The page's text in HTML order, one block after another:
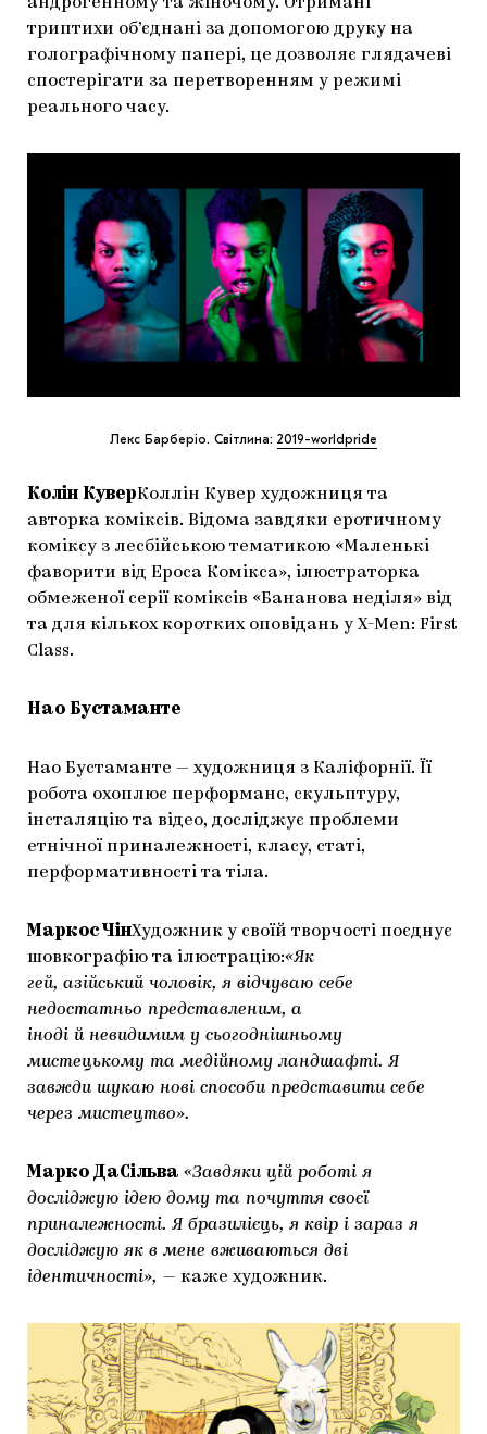
андрогенному та жіночому. Отримані
триптихи об’єднані за допомогою друку на
голографічному папері, це дозволяє глядачеві
спостерігати за перетворенням у режимі
реального часу.
Лекс Барберіо. Світлина: 2019-worldpride
Колін КуверКоллін Кувер художниця та
авторка коміксів. Відома завдяки еротичному
коміксу з лесбійською тематикою «Маленькі
фаворити від Ероса Комікса», ілюстраторка
обмеженої серії коміксів «Бананова неділя» від
та для кількох коротких оповідань у X-Men: First
Class.
Нао Бустаманте
Нао Бустаманте — художниця з Каліфорнії. Її
робота охоплює перформанс, скульптуру,
інсталяцію та відео, досліджує проблеми
етнічної приналежності, класу, статі,
перформативності та тіла.
Маркос ЧінХудожник у своїй творчості поєднує
шовкографію та ілюстрацію:«Як
гей, азійський чоловік, я відчуваю себе
недостатньо представленим, а
іноді й невидимим у сьогоднішньому
мистецькому та медійному ландшафті. Я
завжди шукаю нові способи представити себе
через мистецтво».
Марко ДаСільва «Завдяки цій роботі я
досліджую ідею дому та почуття своєї
приналежності. Я бразилієць, я квір і зараз я
досліджую як в мене вживаються дві
ідентичності», — каже художник.